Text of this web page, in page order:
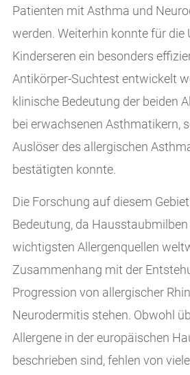
Patienten mit Asthma und
werden. Weiterhin konnte für die
Kinderseren ein besonders
Antikörper-Suchtest entwickelt
klinische Bedeutung der beiden
bei erwachsenen Asthmatikern,
Auslöser des allergischen
bestätigten konnte.
Die Forschung auf diesem
Bedeutung, da Hausstaubmilben
wichtigsten Allergenquellen
Zusammenhang mit der
Progression von allergischer
Neurodermitis stehen. Obwohl
Allergene in der europäischen
beschrieben sind, fehlen von